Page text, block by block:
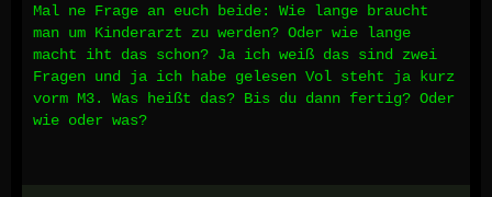
Mal ne Frage an euch beide: Wie lange braucht
man um Kinderarzt zu werden? Oder wie lange
macht iht das schon? Ja ich weiß das sind zwei
Fragen und ja ich habe gelesen Vol steht ja kurz
vorm M3. Was heißt das? Bis du dann fertig? Oder
wie oder was?